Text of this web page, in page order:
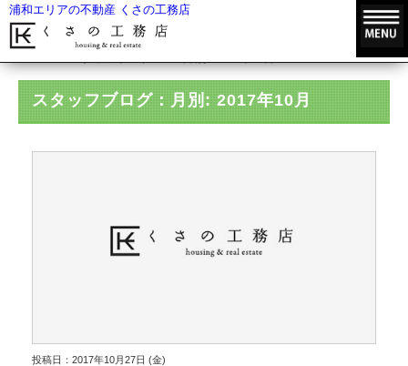
浦和エリアの不動産 くさの工務店
スタッフブログ：月別: 2017年10月
投稿日：2017年10月27日 (金)